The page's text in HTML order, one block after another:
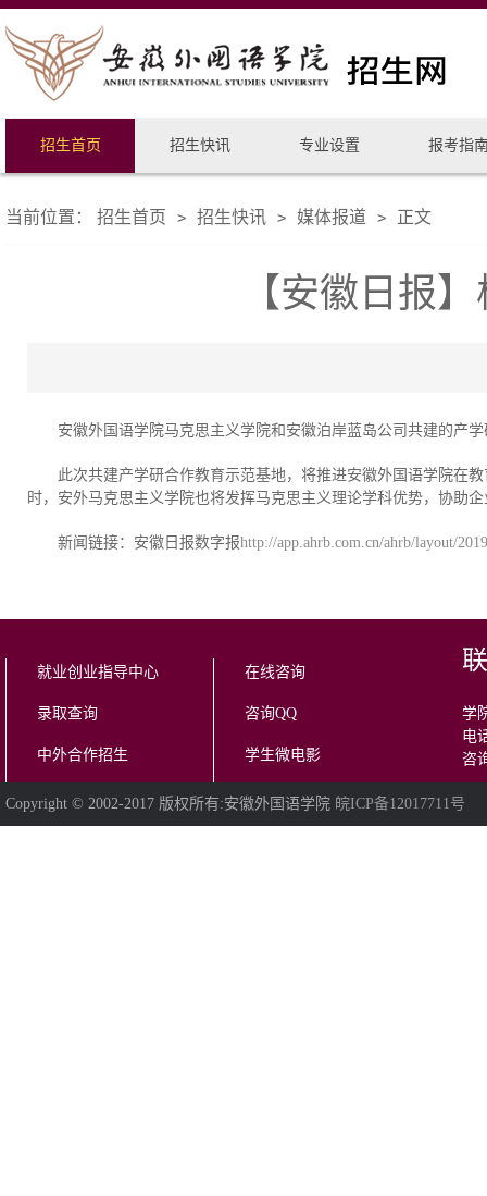
招生首页 招生快讯 专业设置 报考指
当前位置： 招生首页 > 招生快讯 > 媒体报道 > 正文
【安徽日报
安徽外国语学院马克思主义学院和安徽泊岸蓝岛公司共建的产
此次共建产学研合作教育示范基地，将推进安徽外国语学院在
时，安外马克思主义学院也将发挥马克思主义理论学科优势，协助
新闻链接：安徽日报数字报http://app.ahrb.com.cn/ahrb/layout/
就业创业指导中心
录取查询
中外合作招生
在线咨询
咨询QQ
学生微电影
学
电
咨
Copyright © 2002-2017 版权所有:安徽外国语学院 皖ICP备12017711号